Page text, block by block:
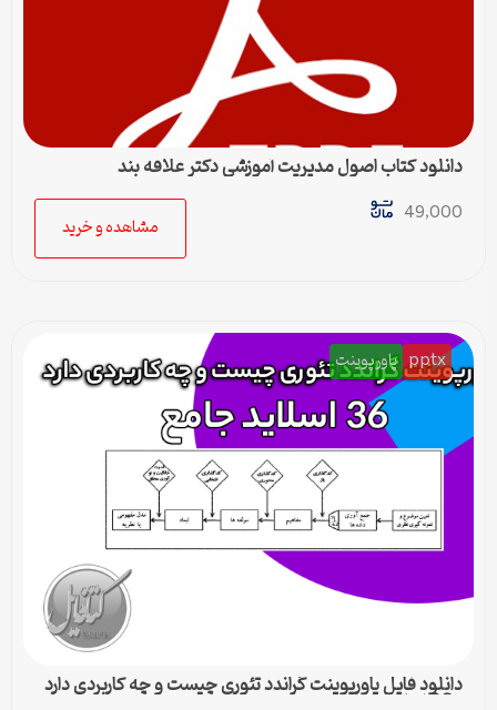
دانلود کتاب اصول مدیریت آموزشی دکتر علاقه بند
49,000
مشاهده و خرید
pptx پاورپوینت
دانلود فایل پاورپوینت گراندد تئوری چیست و چه کاربردی دارد